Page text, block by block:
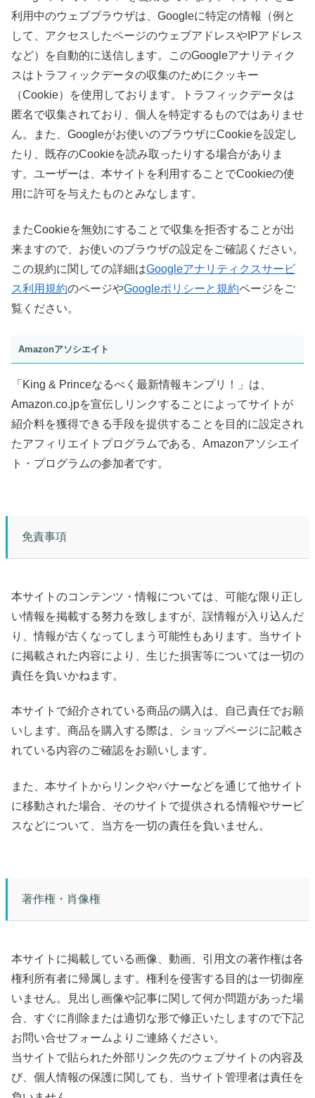
利用中のウェブブラウザは、Googleに特定の情報（例と
して、アクセスしたページのウェブアドレスやIPアドレス
など）を自動的に送信します。このGoogleアナリティク
スはトラフィックデータの収集のためにクッキー
（Cookie）を使用しております。トラフィックデータは
匿名で収集されており、個人を特定するものではありませ
ん。また、Googleがお使いのブラウザにCookieを設定し
たり、既存のCookieを読み取ったりする場合がありま
す。ユーザーは、本サイトを利用することでCookieの使
用に許可を与えたものとみなします。
またCookieを無効にすることで収集を拒否することが出
来ますので、お使いのブラウザの設定をご確認ください。
この規約に関しての詳細はGoogleアナリティクスサービ
ス利用規約のページやGoogleポリシーと規約ページをご
覧ください。
Amazonアソシエイト
「King & Princeなるべく最新情報キンプリ！」は、
Amazon.co.jpを宣伝しリンクすることによってサイトが
紹介料を獲得できる手段を提供することを目的に設定され
たアフィリエイトプログラムである、Amazonアソシエイ
ト・プログラムの参加者です。
免責事項
本サイトのコンテンツ・情報については、可能な限り正し
い情報を掲載する努力を致しますが、誤情報が入り込んだ
り、情報が古くなってしまう可能性もあります。当サイト
に掲載された内容により、生じた損害等については一切の
責任を負いかねます。
本サイトで紹介されている商品の購入は、自己責任でお願
いします。商品を購入する際は、ショップページに記載さ
れている内容のご確認をお願いします。
また、本サイトからリンクやバナーなどを通じて他サイト
に移動された場合、そのサイトで提供される情報やサービ
スなどについて、当方を一切の責任を負いません。
著作権・肖像権
本サイトに掲載している画像、動画、引用文の著作権は各
権利所有者に帰属します。権利を侵害する目的は一切御座
いません。見出し画像や記事に関して何か問題があった場
合、すぐに削除または適切な形で修正いたしますので下記
お問い合せフォームよりご連絡ください。
当サイトで貼られた外部リンク先のウェブサイトの内容及
び、個人情報の保護に関しても、当サイト管理者は責任を